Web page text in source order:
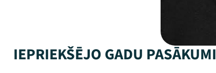
IEPRIEKŠĒJO GADU PASĀKUMI